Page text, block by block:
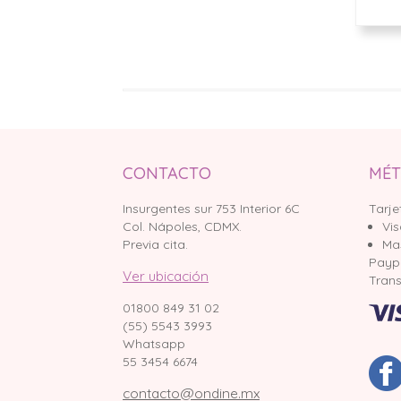
CONTACTO
Insurgentes sur 753 Interior 6C
Col. Nápoles, CDMX.
Previa cita.
Ver ubicación
01800 849 31 02
(55) 5543 3993
Whatsapp
55 3454 6674
contacto@ondine.mx